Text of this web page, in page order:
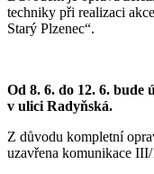
techniky při realizaci
Starý Plzenec“.
Od 8. 6. do 12. 6. bude
v ulici Radyňská.
Z důvodu kompletní
uzavřena komunikace